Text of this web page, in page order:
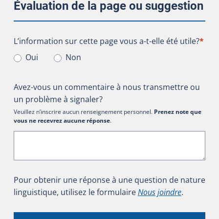
Évaluation de la page ou suggestion
L’information sur cette page vous a-t-elle été utile?
L’information sur cette page vous a-t-elle été utile?*
Oui
Non
Avez-vous un commentaire à nous transmettre ou
un problème à signaler?
Veuillez n’inscrire aucun renseignement personnel. Prenez note que
vous ne recevrez aucune réponse.
Pour obtenir une réponse à une question de nature
linguistique, utilisez le formulaireNous joindre.